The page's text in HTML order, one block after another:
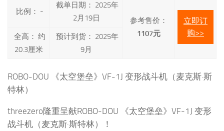
比例： -
截单日期： 2025年
2月19日
参考售价：
1107元
立即订
购>>
全高： 约
20.3厘米
预计到货： 2025年
9月
ROBO-DOU 《太空堡垒》VF-1J 变形战斗机（麦克斯·斯
特林）
threezero隆重呈献ROBO-DOU 《太空堡垒》VF-1J 变形
战斗机（麦克斯·斯特林）！